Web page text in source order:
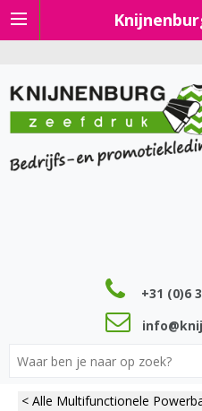
+31 (0)6
< Alle Multifunctionele